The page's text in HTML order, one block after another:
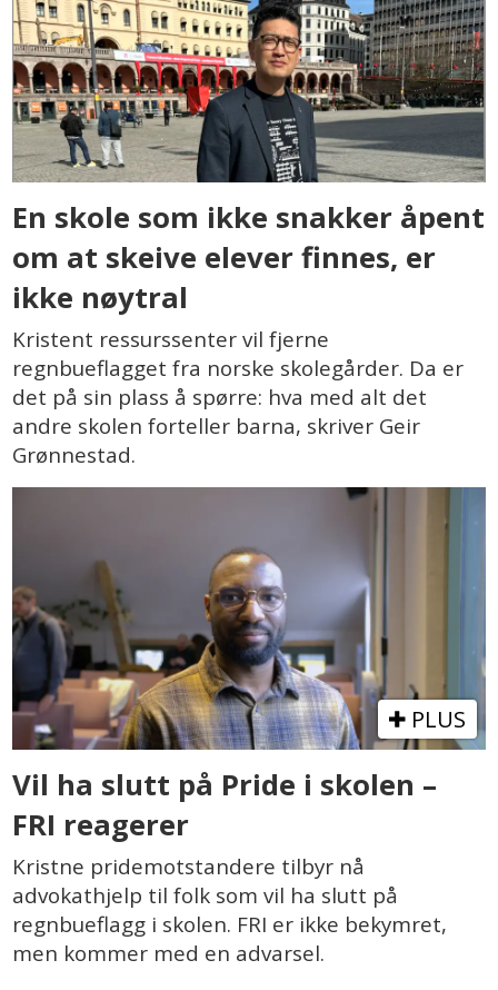
En skole som ikke snakker åpent
om at skeive elever finnes, er
ikke nøytral
Kristent ressurssenter vil fjerne
regnbueflagget fra norske skolegårder. Da er
det på sin plass å spørre: hva med alt det
andre skolen forteller barna, skriver Geir
Grønnestad.
PLUS
Vil ha slutt på Pride i skolen –
FRI reagerer
Kristne pridemotstandere tilbyr nå
advokathjelp til folk som vil ha slutt på
regnbueflagg i skolen. FRI er ikke bekymret,
men kommer med en advarsel.